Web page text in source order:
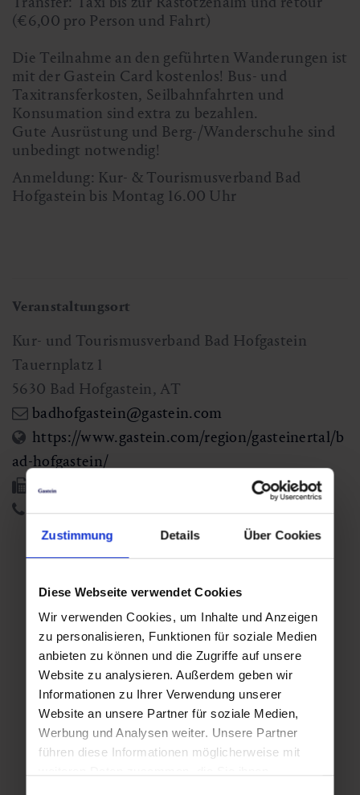
Zustimmung Details Über Cookies
Diese Webseite verwendet Cookies
Wir verwenden Cookies, um Inhalte und Anzeigen
zu personalisieren, Funktionen für soziale Medien
anbieten zu können und die Zugriffe auf unsere
Website zu analysieren. Außerdem geben wir
Informationen zu Ihrer Verwendung unserer
Website an unsere Partner für soziale Medien,
Werbung und Analysen weiter. Unsere Partner
führen diese Informationen möglicherweise mit
(€6,00 pro Person und Fahrt)
Die Teilnahme an den geführten Wanderungen ist
mit der Gastein Card kostenlos! Bus- und
Taxitransferkosten, Seilbahnfahrten und
Konsumation sind extra zu bezahlen.
Gute Ausrüstung und Berg-/Wanderschuhe sind
unbedingt notwendig!
Anmeldung: Kur- & Tourismusverband Bad
Hofgastein bis Montag 16.00 Uhr
Veranstaltungsort
Kur- und Tourismusverband Bad Hofgastein
Tauernplatz 1
5630 Bad Hofgastein, AT
badhofgastein@gastein.com
https://www.gastein.com/region/gasteinertal/b
ad-hofgastein/
+43 6432 3393 232
+43 6432 3393 260
Weitere Veranstaltungstage
Di,
11.08.2026
08:30
Di,
18.08.2026
08:30
Di,
25.08.2026